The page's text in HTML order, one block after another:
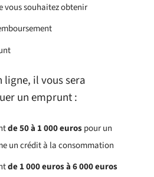
vous souhaitez obtenir
ligne, il vous sera
un emprunt :
de 50 à 1 000 eurospour un
un crédit à la consommation
de 1 000 euros à 6 000 euros